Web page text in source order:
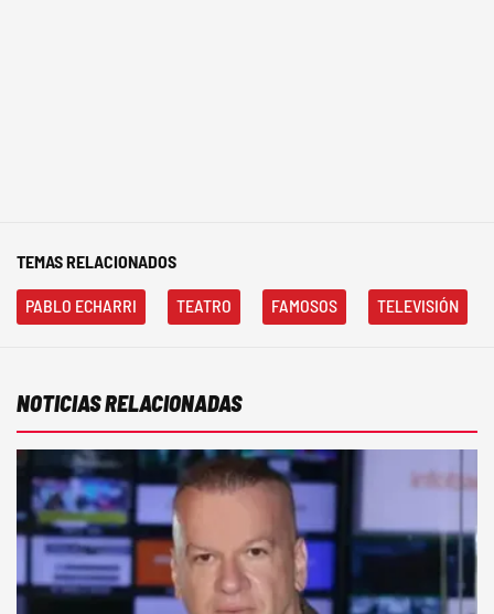
TEMAS RELACIONADOS
PABLO ECHARRI TEATRO FAMOSOS TELEVISIÓN
NOTICIAS RELACIONADAS